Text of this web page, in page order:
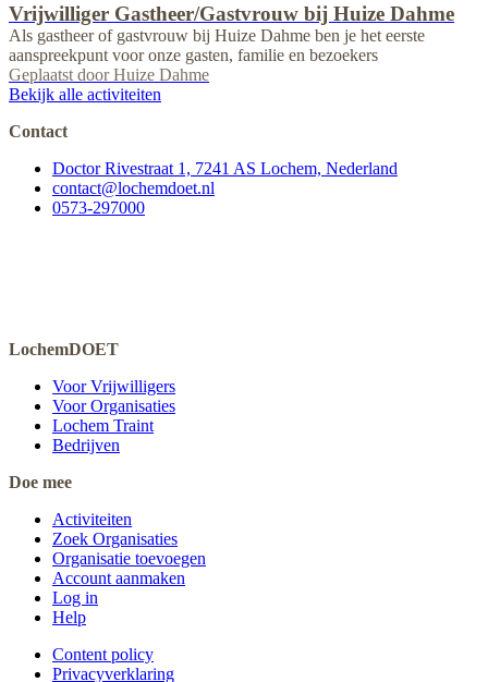
Vrijwilliger Gastheer/Gastvrouw bij Huize Dahme
Als gastheer of gastvrouw bij Huize Dahme ben je het eerste
aanspreekpunt voor onze gasten, familie en bezoekers
Geplaatst door Huize Dahme
Bekijk alle activiteiten
Contact
Doctor Rivestraat 1, 7241 AS Lochem, Nederland
contact@lochemdoet.nl
0573-297000
LochemDOET
Voor Vrijwilligers
Voor Organisaties
Lochem Traint
Bedrijven
Doe mee
Activiteiten
Zoek Organisaties
Organisatie toevoegen
Account aanmaken
Log in
Help
Content policy
Privacyverklaring